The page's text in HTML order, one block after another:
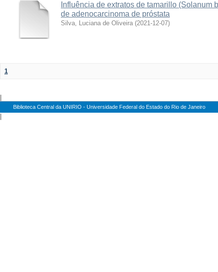
Influência de extratos de tamarillo (Solanum
de adenocarcinoma de próstata
Silva, Luciana de Oliveira (2021-12-07)
1
Biblioteca Central da UNIRIO - Universidade Federal do Estado do Rio de Janeiro